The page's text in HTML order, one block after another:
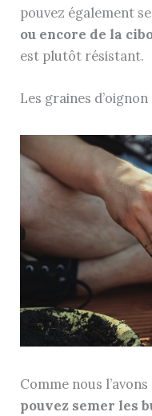
pouvez également
ou encore de la
est plutôt résistant.
Les graines d’oignon
Comme nous
pouvez semer les